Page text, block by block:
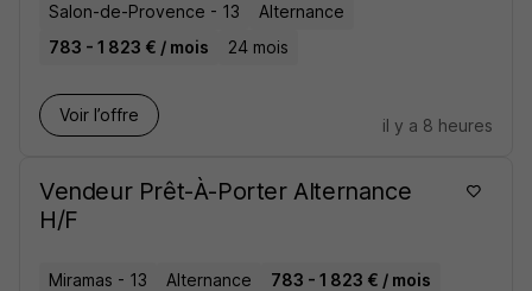
Salon-de-Provence - 13
Alternance
783 - 1 823 € / mois
24 mois
Voir l’offre
il y a 8 heures
Vendeur Prêt-À-Porter Alternance
H/F
Miramas - 13 Alternance
783 - 1 823 € / mois